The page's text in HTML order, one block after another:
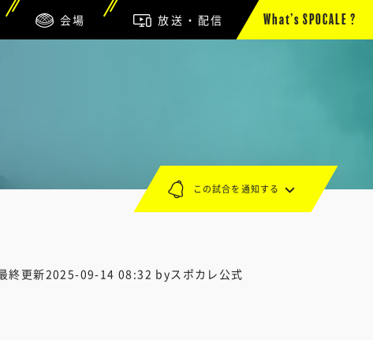
会場 放送・配信 What’s SPOCALE ?
終更新2025-09-14 08:32 byスポカレ公式
この試合を通知する